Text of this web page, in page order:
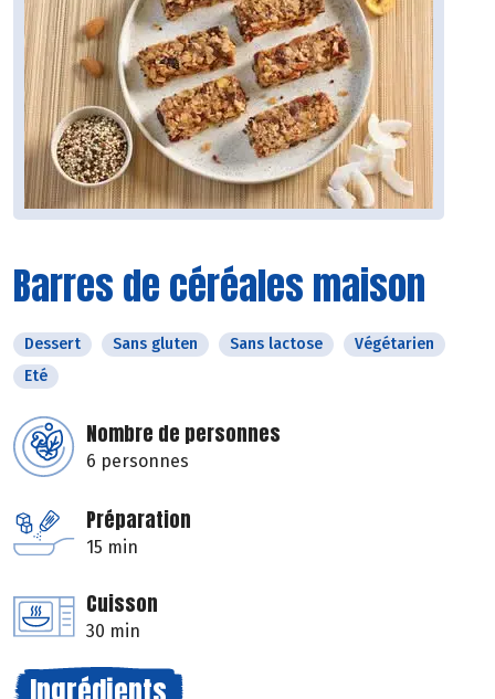
Barres de céréales maison
Dessert Sans gluten Sans lactose
Végétarien
Eté
Nombre de personnes
6 personnes
Préparation
15 min
Cuisson
30 min